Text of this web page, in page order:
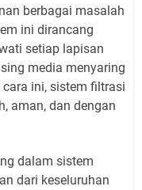
berbagai masalah
ini dirancang
setiap lapisan
media menyaring
ini, sistem filtrasi
aman, dan dengan
dalam sistem
dari keseluruhan